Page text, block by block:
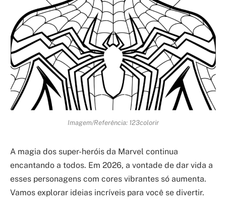
Imagem/Referência: 123colorir
A magia dos super-heróis da Marvel continua
encantando a todos. Em 2026, a vontade de dar vida a
esses personagens com cores vibrantes só aumenta.
Vamos explorar ideias incríveis para você se divertir.